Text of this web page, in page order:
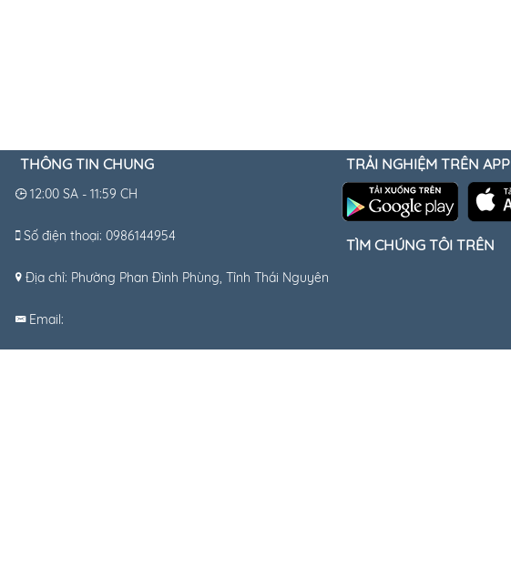
THÔNG TIN CHUNG
12:00 SA - 11:59 CH
Số điện thoại: 0986144954
Địa chỉ: Phường Phan Đình Phùng, Tỉnh Thái Nguyên
Email:
TRẢI NGHIỆM TRÊN APP
TÌM CHÚNG TÔI TRÊN